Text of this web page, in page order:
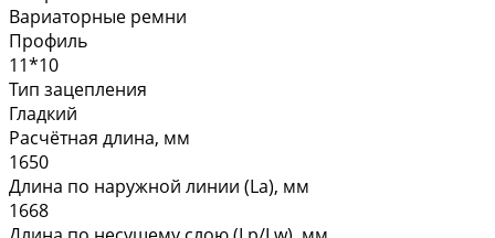
Вариаторные ремни
Профиль
11*10
Тип зацепления
Гладкий
Расчётная длина, мм
1650
Длина по наружной линии (La), мм
1668